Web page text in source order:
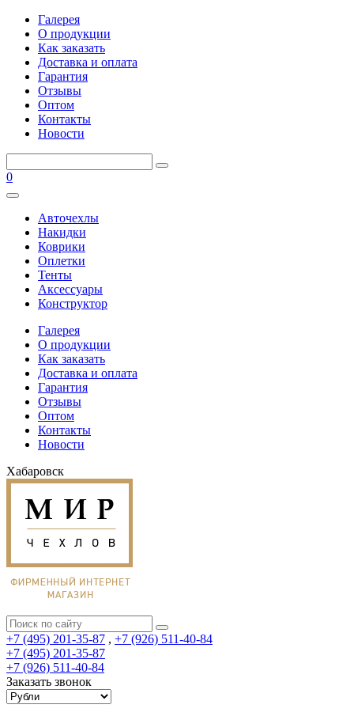
Галерея
О продукции
Как заказать
Доставка и оплата
Гарантия
Отзывы
Оптом
Контакты
Новости
0
Авточехлы
Накидки
Коврики
Оплетки
Тенты
Аксессуары
Конструктор
Галерея
О продукции
Как заказать
Доставка и оплата
Гарантия
Отзывы
Оптом
Контакты
Новости
Хабаровск
+7 (495) 201-35-87 , +7 (926) 511-40-84
+7 (495) 201-35-87
+7 (926) 511-40-84
Заказать звонок